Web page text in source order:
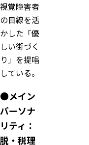
視覚障害者
の目線を活
かした「優
しい街づく
り」を提唱
している。
●メイン
パーソナ
リティ：
脱・税理